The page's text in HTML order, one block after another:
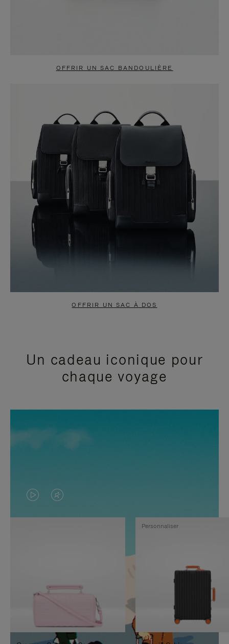
OFFRIR UN SAC BANDOULIÈRE
OFFRIR UN SAC À DOS
Un cadeau iconique pour
chaque voyage
LA
VIDÉO
PAUSE,
APPUYEZ
SUR
LE
SON
DÉSACTIVÉ.
VEUILLEZ
Personnaliser